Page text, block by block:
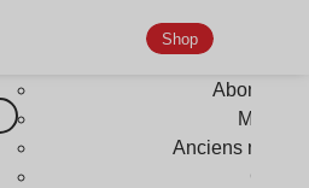
Shop
Anciens